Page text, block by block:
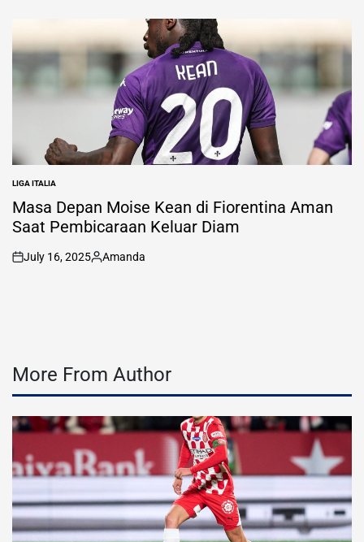
POSTED
IN
LIGA ITALIA
Masa Depan Moise Kean di Fiorentina Aman
Saat Pembicaraan Keluar Diam
on
July 16, 2025
Posted
Amanda
More From Author